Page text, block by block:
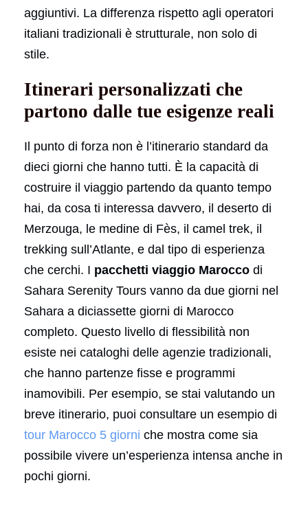
aggiuntivi. La differenza rispetto agli operatori
italiani tradizionali è strutturale, non solo di
stile.
Itinerari personalizzati che
partono dalle tue esigenze reali
Il punto di forza non è l’itinerario standard da
dieci giorni che hanno tutti. È la capacità di
costruire il viaggio partendo da quanto tempo
hai, da cosa ti interessa davvero, il deserto di
Merzouga, le medine di Fès, il camel trek, il
trekking sull’Atlante, e dal tipo di esperienza
che cerchi. I pacchetti viaggio Marocco di
Sahara Serenity Tours vanno da due giorni nel
Sahara a diciassette giorni di Marocco
completo. Questo livello di flessibilità non
esiste nei cataloghi delle agenzie tradizionali,
che hanno partenze fisse e programmi
inamovibili. Per esempio, se stai valutando un
breve itinerario, puoi consultare un esempio di
tour Marocco 5 giorni che mostra come sia
possibile vivere un’esperienza intensa anche in
pochi giorni.